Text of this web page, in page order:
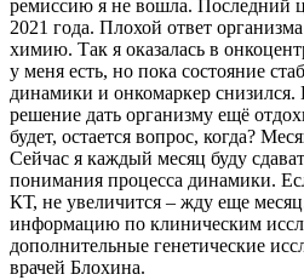
ремиссию я не вошла. Последний
2021 года. Плохой ответ
химию. Так я оказалась в
у меня есть, но пока состояние
динамики и онкомаркер
решение дать организму ещё
будет, остается вопрос, когда?
Сейчас я каждый месяц буду
понимания процесса динамики.
КТ, не увеличится – жду еще
информацию по клиническим
дополнительные генетические
врачей Блохина.